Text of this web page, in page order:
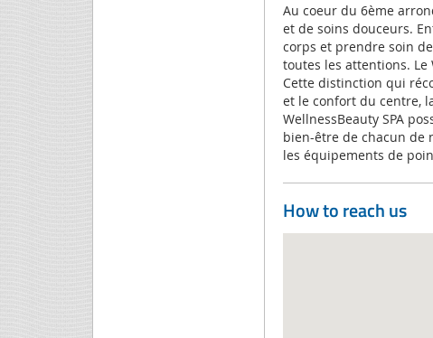
Au coeur du 6ème
et de soins douceurs.
corps et prendre soin
toutes les attentions. Le
Cette distinction qui
et le confort du centre,
WellnessBeauty SPA
bien-être de chacun de
les équipements de
How to reach us